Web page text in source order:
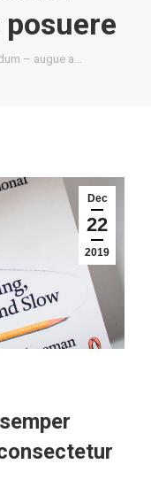
– augue a…
Dec
22
2019